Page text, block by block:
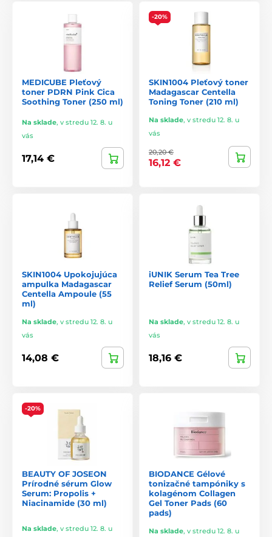
MEDICUBE Pleťový
toner PDRN Pink Cica
Soothing Toner (250 ml)
Na sklade, v stredu 12. 8. u
vás
17,14 €
-20%
SKIN1004 Pleťový toner
Madagascar Centella
Toning Toner (210 ml)
Na sklade, v stredu 12. 8. u
vás
20,20 €
16,12 €
SKIN1004 Upokojujúca
ampulka Madagascar
Centella Ampoule (55
ml)
Na sklade, v stredu 12. 8. u
vás
14,08 €
iUNIK Serum Tea Tree
Relief Serum (50ml)
Na sklade, v stredu 12. 8. u
vás
18,16 €
-20%
BEAUTY OF JOSEON
Prírodné sérum Glow
Serum: Propolis +
Niacinamide (30 ml)
Na sklade, v stredu 12. 8. u
BIODANCE Gélové
tonizačné tampóniky s
kolagénom Collagen
Gel Toner Pads (60
pads)
Na sklade, v stredu 12. 8. u